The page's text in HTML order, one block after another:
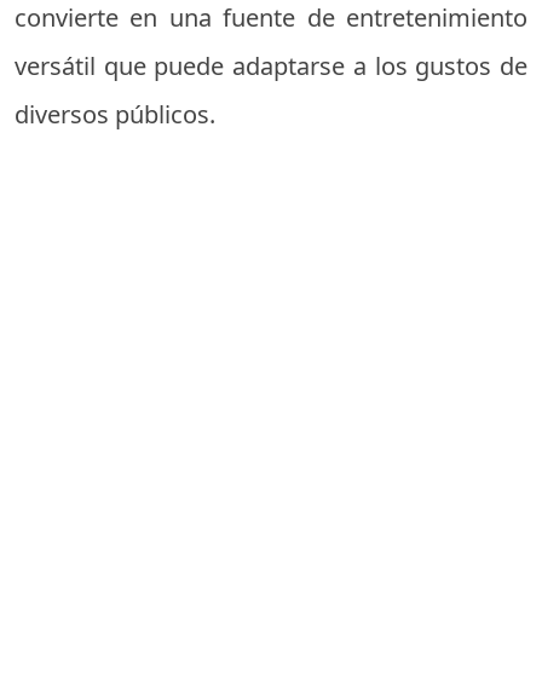
convierte en una fuente de entretenimiento
versátil que puede adaptarse a los gustos de
diversos públicos.